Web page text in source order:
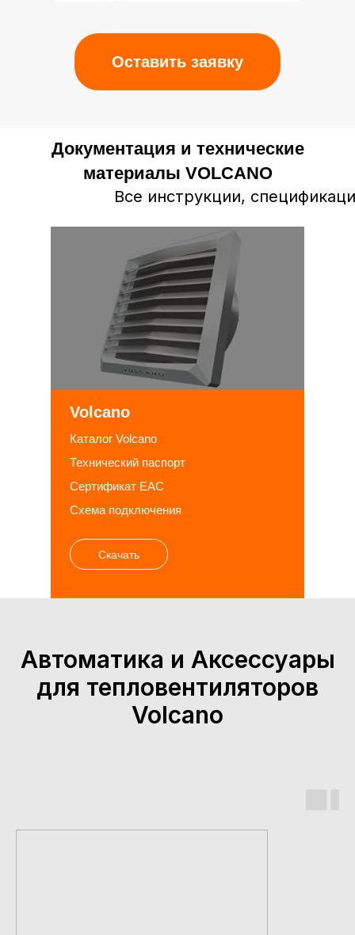
Оставить заявку
Документация и технические
материалы VOLCANO
Каталог Volcano
Технический паспорт
Сертификат EAC
Схема подключения
Скачать
Volcano
Все инструкции,
Автоматика и Аксессуары
для тепловентиляторов
Volcano